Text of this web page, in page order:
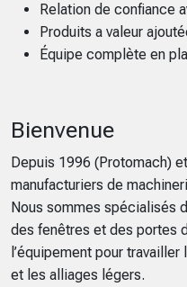
Relation de confiance
Produits a valeur
Équipe complète en
Bienvenue
Depuis 1996 (Protomach)
manufacturiers de
Nous sommes spécialisés
des fenêtres et des portes
l’équipement pour
et les alliages légers.